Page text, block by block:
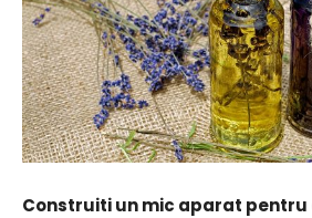
Construiti un mic aparat